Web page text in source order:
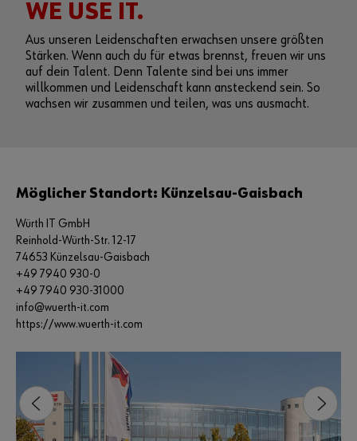
WE USE IT.
Aus unseren Leidenschaften erwachsen unsere größten
Stärken. Wenn auch du für etwas brennst, freuen wir uns
auf dein Talent. Denn Talente sind bei uns immer
willkommen und Leidenschaft kann ansteckend sein. So
wachsen wir zusammen und teilen, was uns ausmacht.
Möglicher Standort: Künzelsau-Gaisbach
Würth IT GmbH
Reinhold-Würth-Str. 12-17
74653 Künzelsau-Gaisbach
+49 7940 930-0
+49 7940 930-31000
info@wuerth-it.com
https://www.wuerth-it.com